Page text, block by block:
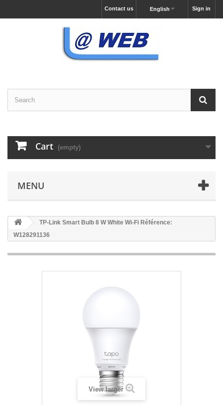
Sign in
English
Contact us
Cart (empty)
MENU
TP-Link Smart Bulb 8 W White Wi-Fi Référence:
W128291136
View larger